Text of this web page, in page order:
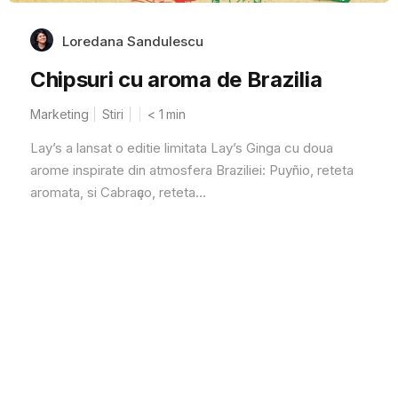
Loredana Sandulescu
Chipsuri cu aroma de Brazilia
Marketing Stiri < 1 min
Lay’s a lansat o editie limitata Lay’s Ginga cu doua
arome inspirate din atmosfera Braziliei: Puyñio, reteta
aromata, si Cabraҫao, reteta...